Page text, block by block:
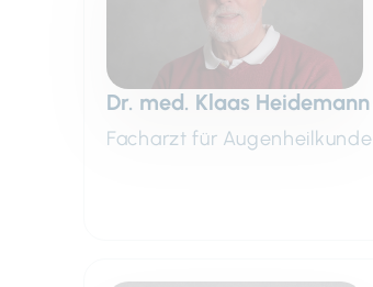
Dr. med. Klaas Heidemann
Facharzt für Augenheilkunde